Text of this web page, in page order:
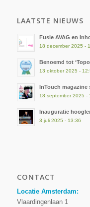
LAATSTE NIEUWS
Fusie AVAG en
18 december 2025 -
Benoemd tot
13 oktober 2025 -
InTouch magazine
18 september 2025 -
Inauguratie
3 juli 2025 - 13:36
CONTACT
Locatie Amsterdam:
Vlaardingenlaan 1